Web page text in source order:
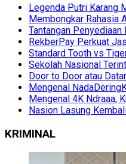
Legenda Putri Karang
Membongkar Rahasia
Tantangan
RekberPay Perkuat
Standard Tooth vs
Sekolah Nasional
Door to Door atau
Mengenal
Mengenal 4K Ndraaa,
Nasion Lasung
KRIMINAL